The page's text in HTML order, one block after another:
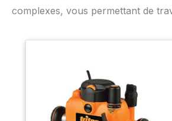
complexes, vous permettant de